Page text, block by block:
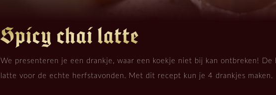
Spicy chai latte
We presenteren je een drankje, waar een koekje niet bij kan ontbreken! De
latte voor de echte herfstavonden. Met dit recept kun je 4 drankjes maken.